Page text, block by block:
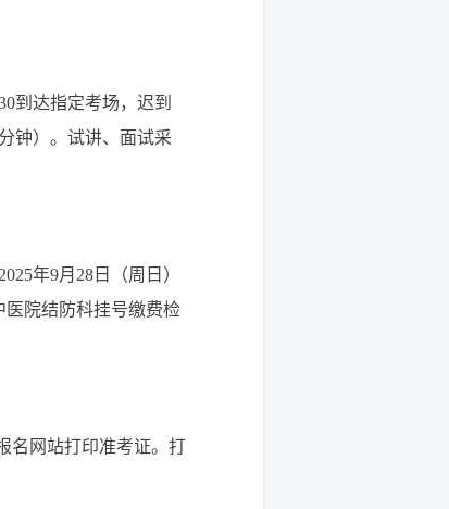
到达指定考场，迟到
钟）。试讲、面试采
年9月28 日（周 日 ）
医院结防科挂号缴费检
名网站打印准考证。打